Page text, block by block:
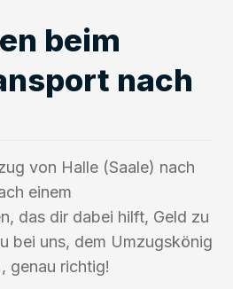
beim
nach
von Halle (Saale) nach
einem
das dir dabei hilft, Geld zu
bei uns, dem Umzugskönig
genau richtig!